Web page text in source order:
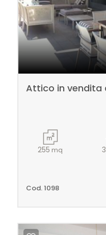
Attico in vendita
255 mq 3
Cod. 1098
IMMOBILE
CONTATTI
Provincia
Comune
Tipologia
Residenziali